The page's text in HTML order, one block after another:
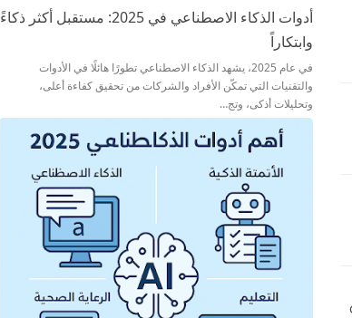
أدوات الذكاء الاصطناعي في 2025: مستقبل أكثر ذكاءً
وابتكاراً
في عام 2025، يشهد الذكاء الاصطناعي تطورًا هائلًا في الأدوات
والتقنيات التي تمكّن الأفراد والشركات من تحقيق كفاءة أعلى،
وتحليلات أذكى، وتج…